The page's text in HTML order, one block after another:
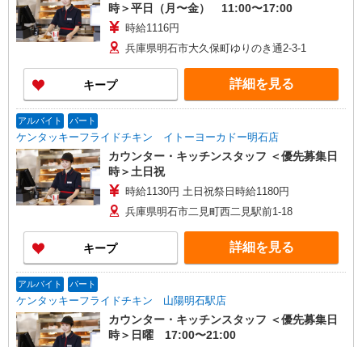
時＞平日（月〜金） 11:00〜17:00
時給1116円
兵庫県明石市大久保町ゆりのき通2-3-1
キープ 詳細を見る
アルバイト パート
ケンタッキーフライドチキン イトーヨーカドー明石店
カウンター・キッチンスタッフ ＜優先募集日
時＞土日祝
時給1130円 土日祝祭日時給1180円
兵庫県明石市二見町西二見駅前1-18
キープ 詳細を見る
アルバイト パート
ケンタッキーフライドチキン 山陽明石駅店
カウンター・キッチンスタッフ ＜優先募集日
時＞日曜 17:00〜21:00